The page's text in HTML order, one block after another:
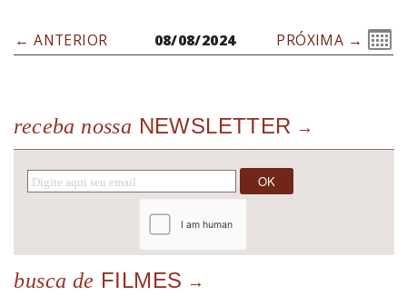
← ANTERIOR 08/08/2024 PRÓXIMA →
receba nossa NEWSLETTER
busca de FILMES